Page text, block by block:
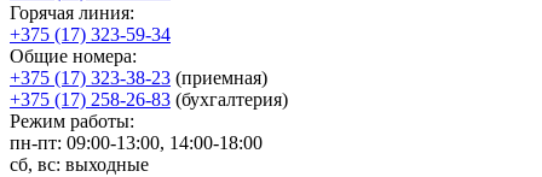
Горячая линия:
+375 (17) 323-59-34
Общие номера:
+375 (17) 323-38-23 (приемная)
+375 (17) 258-26-83 (бухгалтерия)
Режим работы:
пн-пт: 09:00-13:00, 14:00-18:00
сб, вс: выходные